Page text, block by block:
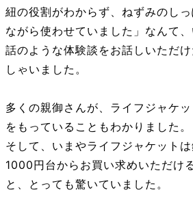
紐の役割がわからず、ねずみのし
ながら使わせていました」なんて
話のような体験談をお話しいただ
しゃいました。
多くの親御さんが、ライフジャケ
をもっていることもわかりました。
そして、いまやライフジャケット
1000円台からお買い求めいただけ
と、とっても驚いていました。